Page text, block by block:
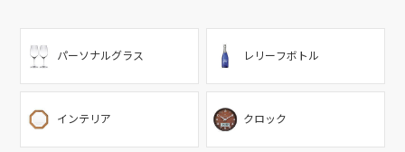
パーソナルグラス レリーフボトル
インテリア クロック